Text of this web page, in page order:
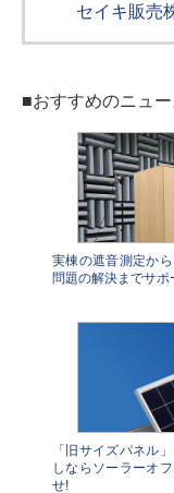
セイキ販売
■おすすめのニュー
実棟の遮音測定か
問題の解決までサポ
「旧サイズパネル
しならソーラーオ
せ!